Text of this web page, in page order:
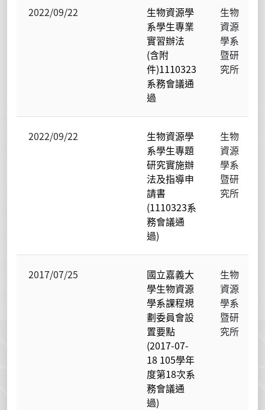
2022/09/22
生物資源學
系學生專業
實習辦法
(含附
件)1110323
系務會議通
過
生物
資源
學系
暨研
究所
2022/09/22
生物資源學
系學生專題
研究實施辦
法及指導申
請書
(1110323系
務會議通
過)
生物
資源
學系
暨研
究所
2017/07/25
國立嘉義大
學生物資源
學系課程規
劃委員會設
置要點
(2017-07-
18 105學年
度第18次系
務會議通
過)
生物
資源
學系
暨研
究所